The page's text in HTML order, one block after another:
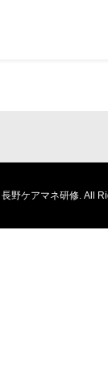
長野ケアマネ研修. All